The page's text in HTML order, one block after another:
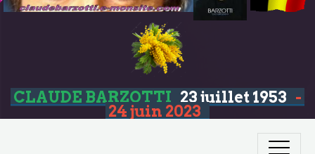
CLAUDE BARZOTTI 23 juillet 1953 -
24 juin 2023